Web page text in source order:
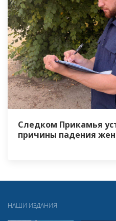
Следком Прикамья
причины падения
НАШИ ИЗДАНИЯ